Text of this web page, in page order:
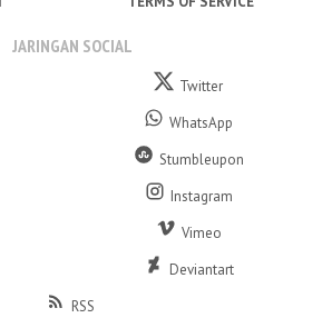
JARINGAN SOCIAL
Twitter
WhatsApp
Stumbleupon
Instagram
Vimeo
Deviantart
RSS